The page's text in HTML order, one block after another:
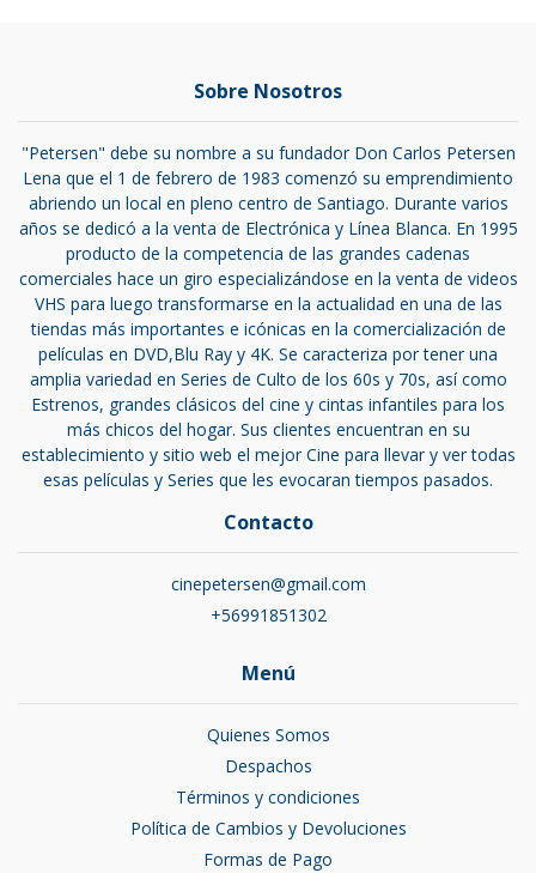
Sobre Nosotros
"Petersen" debe su nombre a su fundador Don Carlos Petersen
Lena que el 1 de febrero de 1983 comenzó su emprendimiento
abriendo un local en pleno centro de Santiago. Durante varios
años se dedicó a la venta de Electrónica y Línea Blanca. En 1995
producto de la competencia de las grandes cadenas
comerciales hace un giro especializándose en la venta de videos
VHS para luego transformarse en la actualidad en una de las
tiendas más importantes e icónicas en la comercialización de
películas en DVD,Blu Ray y 4K. Se caracteriza por tener una
amplia variedad en Series de Culto de los 60s y 70s, así como
Estrenos, grandes clásicos del cine y cintas infantiles para los
más chicos del hogar. Sus clientes encuentran en su
establecimiento y sitio web el mejor Cine para llevar y ver todas
esas películas y Series que les evocaran tiempos pasados.
Contacto
cinepetersen@gmail.com
+56991851302
Menú
Quienes Somos
Despachos
Términos y condiciones
Política de Cambios y Devoluciones
Formas de Pago